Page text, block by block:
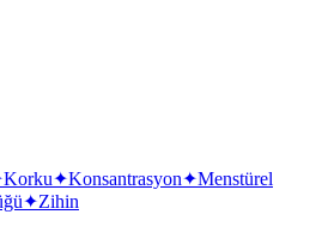
Korku✦Konsantrasyon✦Menstürel
✦Zihin